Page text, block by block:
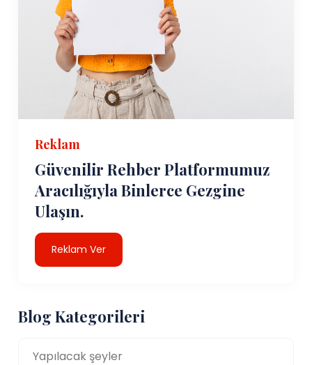
Reklam
Güvenilir Rehber Platformumuz
Aracılığıyla Binlerce Gezgine
Ulaşın.
Reklam Ver
Blog Kategorileri
Yapılacak şeyler